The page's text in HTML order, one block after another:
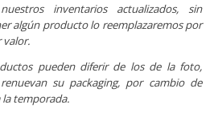
inventarios actualizados, sin
algún producto lo reemplazaremos por
valor.
pueden diferir de los de la foto,
su packaging, por cambio de
temporada.